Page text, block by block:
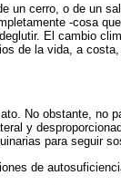
un cerro, o de un
-cosa
El cambio
de la vida, a
No obstante, no
y
para seguir
de